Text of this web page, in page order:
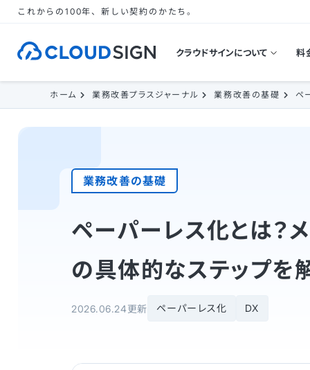
これからの100年、新しい契約のかたち。
クラウドサインについて 料
ホーム 業務改善プラスジャーナル 業務改善の基礎 ペ
業務改善の基礎
ペーパーレス化とは？
の具体的なステップを
2026.06.24更新 ペーパーレス化 DX